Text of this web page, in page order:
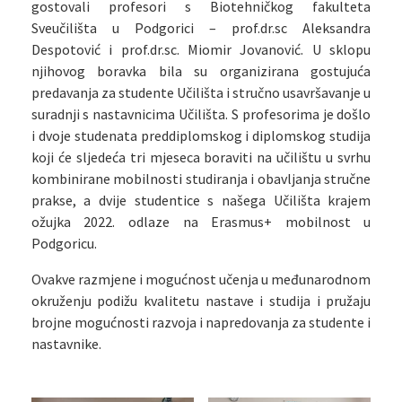
gostovali profesori s Biotehničkog fakulteta
Sveučilišta u Podgorici – prof.dr.sc Aleksandra
Despotović i prof.dr.sc. Miomir Jovanović. U sklopu
njihovog boravka bila su organizirana gostujuća
predavanja za studente Učilišta i stručno usavršavanje u
suradnji s nastavnicima Učilišta. S profesorima je došlo
i dvoje studenata preddiplomskog i diplomskog studija
koji će sljedeća tri mjeseca boraviti na učilištu u svrhu
kombinirane mobilnosti studiranja i obavljanja stručne
prakse, a dvije studentice s našega Učilišta krajem
ožujka 2022. odlaze na Erasmus+ mobilnost u
Podgoricu.
Ovakve razmjene i mogućnost učenja u međunarodnom
okruženju podižu kvalitetu nastave i studija i pružaju
brojne mogućnosti razvoja i napredovanja za studente i
nastavnike.